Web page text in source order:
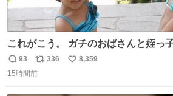
これがこう。 ガチのおばさんと姪っ子です。 （身長抜かさ
返
信
93
リ
ポ
336
い
8,359
15時間前